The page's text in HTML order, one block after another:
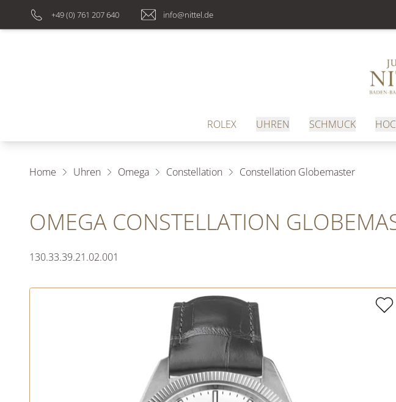
+49 (0) 761 207 640 info@nittel.de
ROLEX UHREN SCHMUCK
Home Uhren Omega Constellation Constellation Globemaster
OMEGA CONSTELLATION
130.33.39.21.02.001